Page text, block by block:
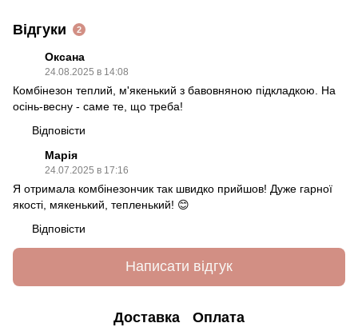
Відгуки 2
Оксана
24.08.2025 в 14:08
Комбінезон теплий, м'якенький з бавовняною підкладкою. На
осінь-весну - саме те, що треба!
Відповісти
Марія
24.07.2025 в 17:16
Я отримала комбінезончик так швидко прийшов! Дуже гарної
якості, мякенький, тепленький! 😊
Відповісти
Написати відгук
Доставка Оплата